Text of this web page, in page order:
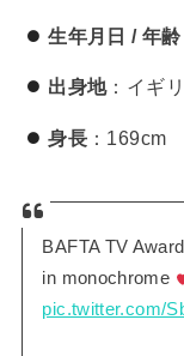
生年月日 / 年齢
出身地：イギ
身長：169cm
BAFTA TV
in monochrome
pic.twitter.com/